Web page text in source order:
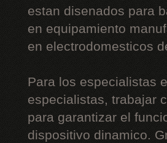
estan disenados para
en equipamiento
en electrodomesticos
Para los especialistas
especialistas, trabajar
para garantizar el
dispositivo dinamico.